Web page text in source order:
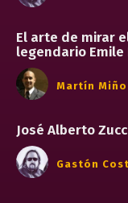
El arte de mirar
legendario Emile
Martín Miño
José Alberto
Gastón